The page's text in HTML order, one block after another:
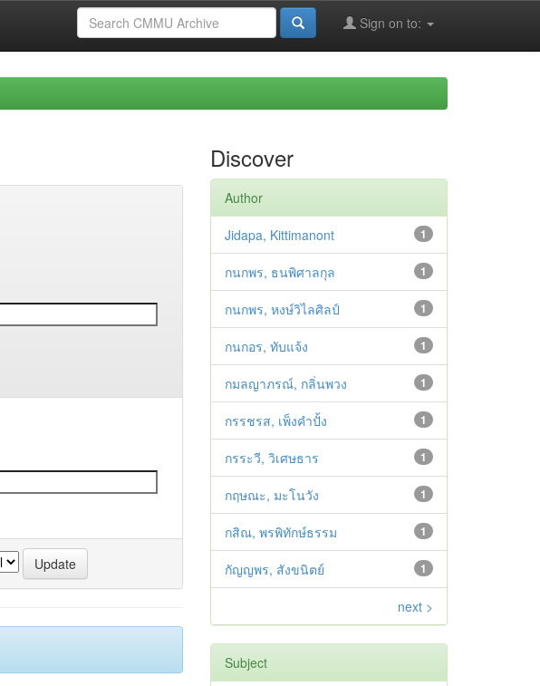
Sign on to:
Discover
Author
1
Jidapa, Kittimanont
1
กนกพร, ธนพิศาลกุล
1
กนกพร, หงษ์วิไลศิลป์
1
กนกอร, ทับแจ้ง
1
กมลญาภรณ์, กลิ่นพวง
1
กรรชรส, เพ็งคำปั้ง
1
กรระวี, วิเศษธาร
1
กฤษณะ, มะโนวัง
1
กสิณ, พรพิทักษ์ธรรม
1
กัญญพร, สังขนิตย์
next >
Subject